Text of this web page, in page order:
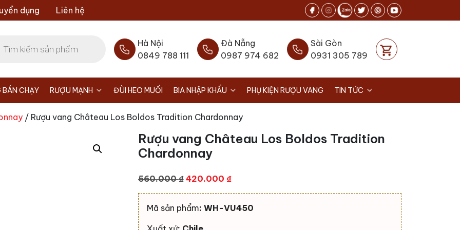
dụng Liên hệ
Hà Nội
0849 788 111
Đà Nẵng
0987 974 682
Sài Gòn
0931 305 789
BÁN CHẠY RƯỢU MẠNH ĐÙI HEO MUỐI BIA NHẬP KHẨU PHỤ KIỆN RƯỢU VANG TIN TỨC
/ Rượu vang Château Los Boldos Tradition Chardonnay
Rượu vang Château Los Boldos Tradition
Chardonnay
560.000₫ Giá
gốc
là:
420.000 ₫Giá
hiện
tại
Mã sản phẩm: WH-VU450